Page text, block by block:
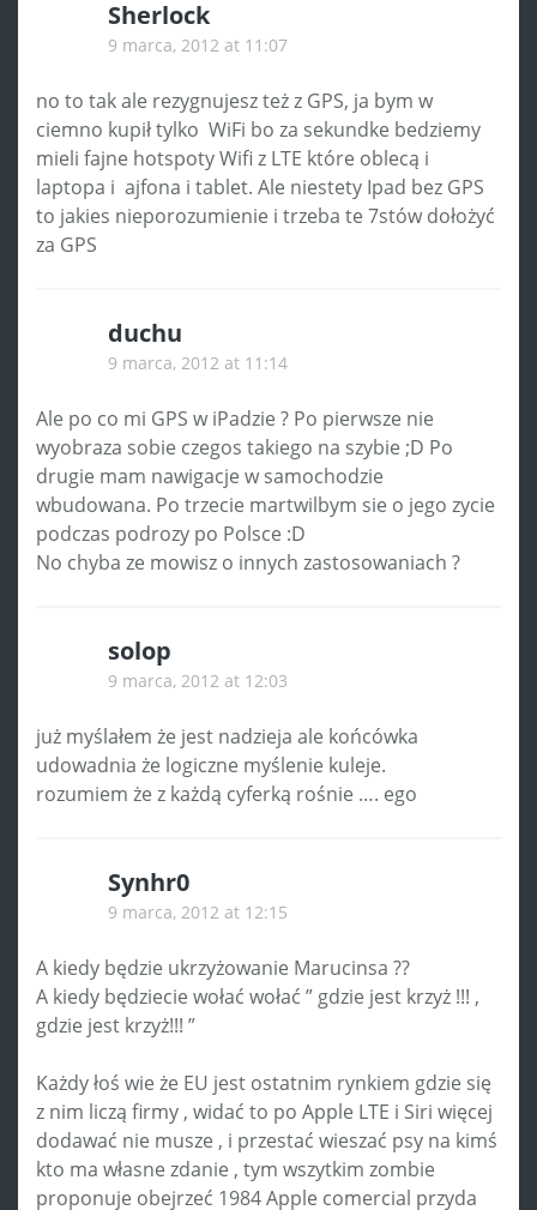
Sherlock
9 marca, 2012 at 11:07
no to tak ale rezygnujesz też z GPS, ja bym w
ciemno kupił tylko WiFi bo za sekundke bedziemy
mieli fajne hotspoty Wifi z LTE które oblecą i
laptopa i ajfona i tablet. Ale niestety Ipad bez GPS
to jakies nieporozumienie i trzeba te 7stów dołożyć
za GPS
duchu
9 marca, 2012 at 11:14
Ale po co mi GPS w iPadzie ? Po pierwsze nie
wyobraza sobie czegos takiego na szybie ;D Po
drugie mam nawigacje w samochodzie
wbudowana. Po trzecie martwilbym sie o jego zycie
podczas podrozy po Polsce :D
No chyba ze mowisz o innych zastosowaniach ?
solop
9 marca, 2012 at 12:03
już myślałem że jest nadzieja ale końcówka
udowadnia że logiczne myślenie kuleje.
rozumiem że z każdą cyferką rośnie …. ego
Synhr0
9 marca, 2012 at 12:15
A kiedy będzie ukrzyżowanie Marucinsa ??
A kiedy będziecie wołać wołać ” gdzie jest krzyż !!! ,
gdzie jest krzyż!!! ”
Każdy łoś wie że EU jest ostatnim rynkiem gdzie się
z nim liczą firmy , widać to po Apple LTE i Siri więcej
dodawać nie musze , i przestać wieszać psy na kimś
kto ma własne zdanie , tym wszytkim zombie
proponuje obejrzeć 1984 Apple comercial przyda